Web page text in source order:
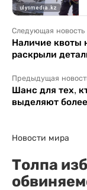
Следующая новость
Наличие квоты
раскрыли
Предыдущая
Шанс для тех,
выделяют
Новости мира
Толпа